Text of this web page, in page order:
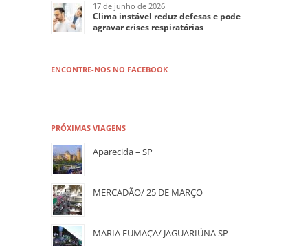
17 de junho de 2026
Clima instável reduz defesas e pode
agravar crises respiratórias
ENCONTRE-NOS NO FACEBOOK
PRÓXIMAS VIAGENS
Aparecida – SP
MERCADÃO/ 25 DE MARÇO
MARIA FUMAÇA/ JAGUARIÚNA SP